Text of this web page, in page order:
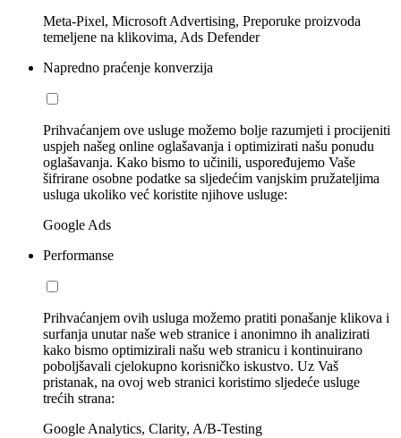
Meta-Pixel, Microsoft Advertising, Preporuke proizvoda
temeljene na klikovima, Ads Defender
Napredno praćenje konverzija
Prihvaćanjem ove usluge možemo bolje razumjeti i procijeniti
uspjeh našeg online oglašavanja i optimizirati našu ponudu
oglašavanja. Kako bismo to učinili, uspoređujemo Vaše
šifrirane osobne podatke sa sljedećim vanjskim pružateljima
usluga ukoliko već koristite njihove usluge:
Google Ads
Performanse
Prihvaćanjem ovih usluga možemo pratiti ponašanje klikova i
surfanja unutar naše web stranice i anonimno ih analizirati
kako bismo optimizirali našu web stranicu i kontinuirano
poboljšavali cjelokupno korisničko iskustvo. Uz Vaš
pristanak, na ovoj web stranici koristimo sljedeće usluge
trećih strana:
Google Analytics, Clarity, A/B-Testing